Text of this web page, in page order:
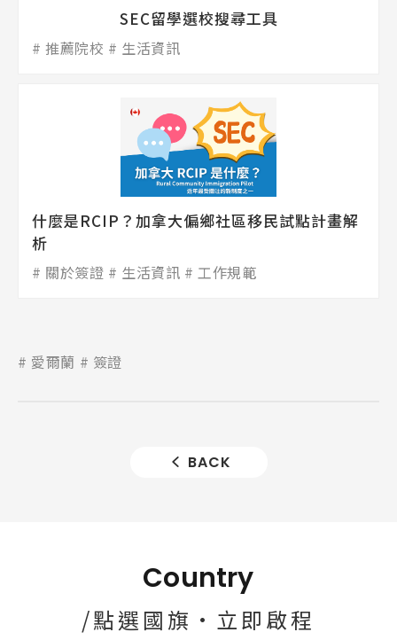
SEC留學選校搜尋工具
推薦院校 生活資訊
什麼是RCIP？加拿大偏鄉社區移民試點計畫解
析
關於簽證 生活資訊 工作規範
愛爾蘭 簽證
BACK
Country
/點選國旗·立即啟程